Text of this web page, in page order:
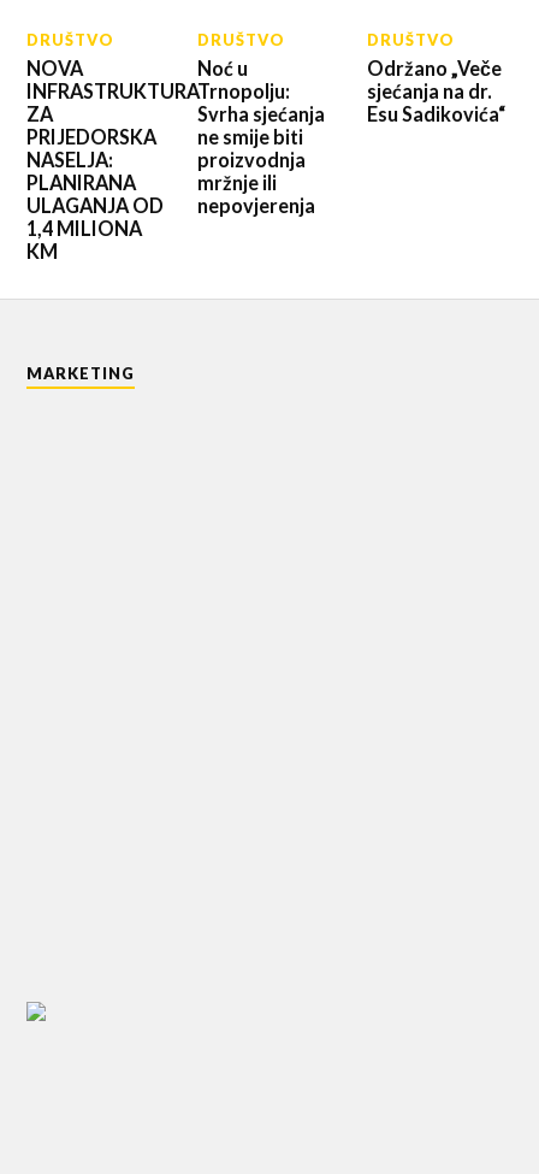
DRUŠTVO
NOVA
INFRASTRUKTURA
ZA
PRIJEDORSKA
NASELJA:
PLANIRANA
ULAGANJA OD
1,4 MILIONA
KM
DRUŠTVO
Noć u
Trnopolju:
Svrha sjećanja
ne smije biti
proizvodnja
mržnje ili
nepovjerenja
DRUŠTVO
Održano „Veče
sjećanja na dr.
Esu Sadikovića“
MARKETING